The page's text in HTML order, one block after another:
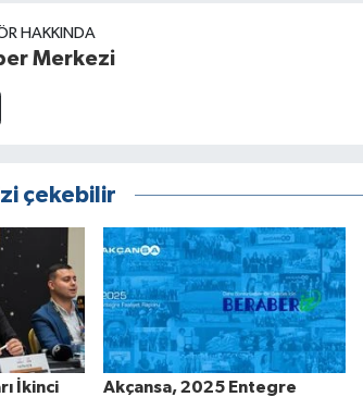
HAKKINDA
Merkezi
çekebilir
İkinci
Akçansa, 2025 Entegre